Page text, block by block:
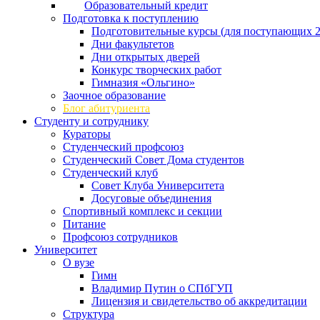
Образовательный кредит
Подготовка к поступлению
Подготовительные курсы (для поступающих
Дни факультетов
Дни открытых дверей
Конкурс творческих работ
Гимназия «Ольгино»
Заочное образование
Блог абитуриента
Студенту и сотруднику
Кураторы
Студенческий профсоюз
Студенческий Совет Дома студентов
Студенческий клуб
Совет Клуба Университета
Досуговые объединения
Спортивный комплекс и секции
Питание
Профсоюз сотрудников
Университет
О вузе
Гимн
Владимир Путин о СПбГУП
Лицензия и свидетельство об аккредитации
Структура